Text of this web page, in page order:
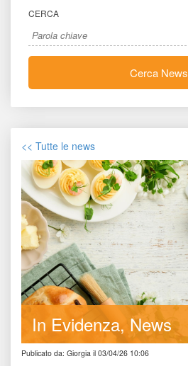
CERCA
Cerca New
<< Tutte le new
In Evidenza New
Publicato da: Giorgia il 03/04/26 10:06